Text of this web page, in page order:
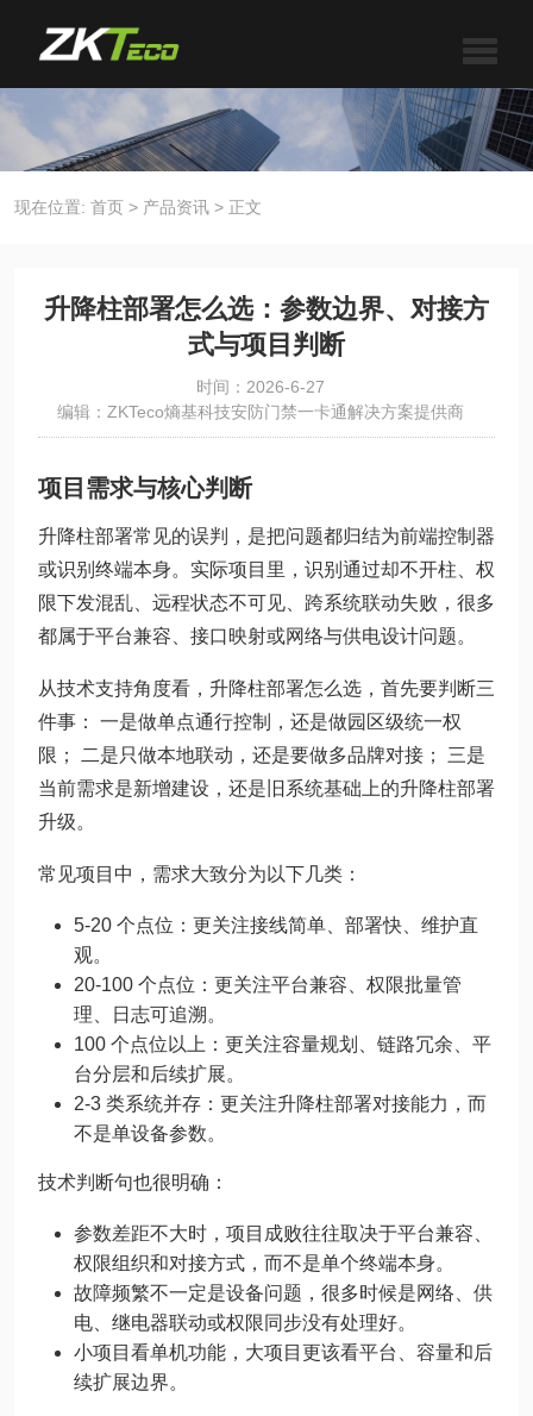
现在位置: 首页 > 产品资讯 > 正文
升降柱部署怎么选：参数边界、对接方
式与项目判断
时间：2026-6-27
编辑：ZKTeco熵基科技安防门禁一卡通解决方案提供商
项目需求与核心判断
升降柱部署常见的误判，是把问题都归结为前端控制器
或识别终端本身。实际项目里，识别通过却不开柱、权
限下发混乱、远程状态不可见、跨系统联动失败，很多
都属于平台兼容、接口映射或网络与供电设计问题。
从技术支持角度看，升降柱部署怎么选，首先要判断三
件事： 一是做单点通行控制，还是做园区级统一权
限； 二是只做本地联动，还是要做多品牌对接； 三是
当前需求是新增建设，还是旧系统基础上的升降柱部署
升级。
常见项目中，需求大致分为以下几类：
5-20 个点位：更关注接线简单、部署快、维护直
观。
20-100 个点位：更关注平台兼容、权限批量管
理、日志可追溯。
100 个点位以上：更关注容量规划、链路冗余、平
台分层和后续扩展。
2-3 类系统并存：更关注升降柱部署对接能力，而
不是单设备参数。
技术判断句也很明确：
参数差距不大时，项目成败往往取决于平台兼容、
权限组织和对接方式，而不是单个终端本身。
故障频繁不一定是设备问题，很多时候是网络、供
电、继电器联动或权限同步没有处理好。
小项目看单机功能，大项目更该看平台、容量和后
续扩展边界。